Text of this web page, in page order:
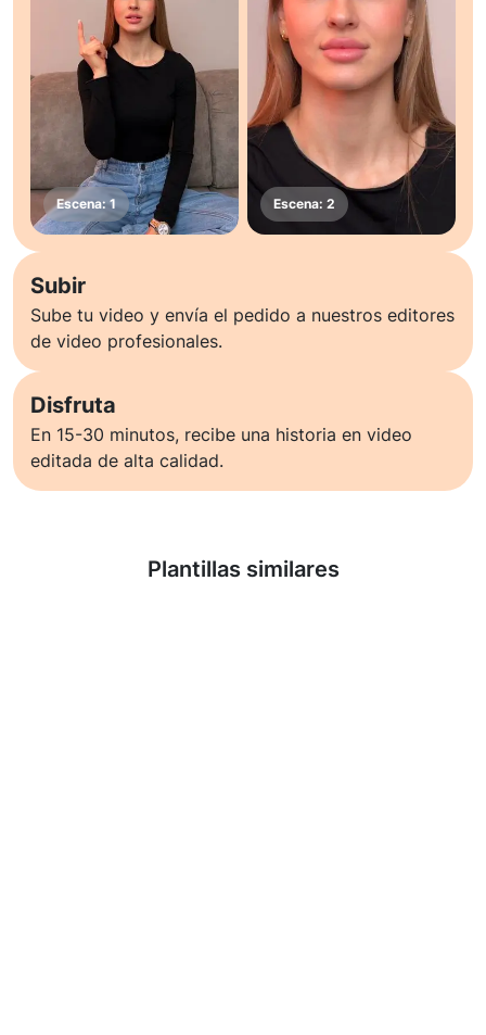
Subir
Sube tu video y envía el pedido a nuestros editores
de video profesionales.
Disfruta
En 15-30 minutos, recibe una historia en video
editada de alta calidad.
Plantillas similares
Saber más